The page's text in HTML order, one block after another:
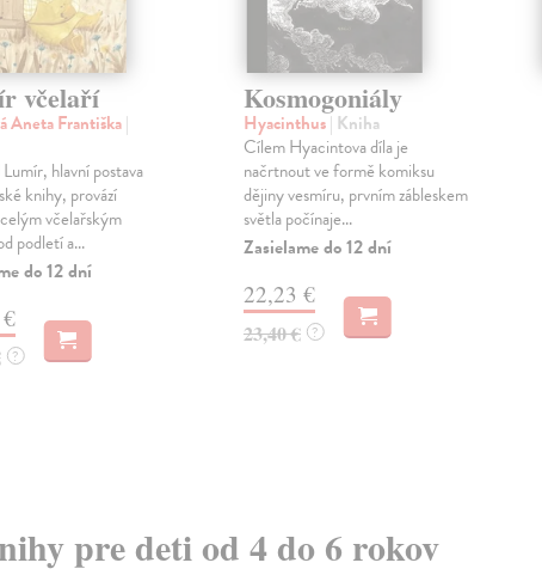
včelaří
Aneta Františka|
hlavní postava
knihy, provází
včelařským
podletí a...
do 12 dní
?
Kosmogoniály
Hyacinthus| Kniha
Cílem Hyacintova díla je
načrtnout ve formě komiksu
dějiny vesmíru, prvním zábleskem
světla počínaje...
Zasielame do 12 dní
22,23 €
23,40 € ?
pre deti od 4 do 6 rokov